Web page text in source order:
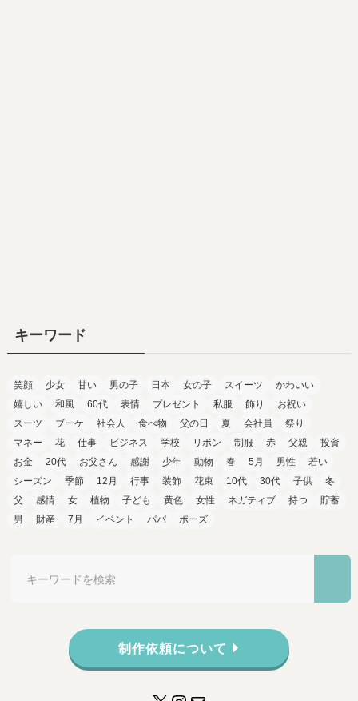
キーワード
笑顔 少女 甘い 男の子 日本 女の子 スイーツ
かわいい
嬉しい
和風 60代 表情 プレゼント 私服 飾り
お祝い
スーツ
ブーケ 社会人 食べ物 父の日 夏 会社員
祭り
マネー
花 仕事 ビジネス 学校 リボン 制服 赤 父親
投資
お金
20代 お父さん 感謝 少年 動物 春 5月 男性
若い
シーズン
季節 12月 行事 装飾 花束 10代 30代 子供
冬
父
感情 女 植物 子ども 黄色 女性 ネガティブ 持つ
貯蓄
男
財産 7月 イベント パパ ポーズ
制作依頼について